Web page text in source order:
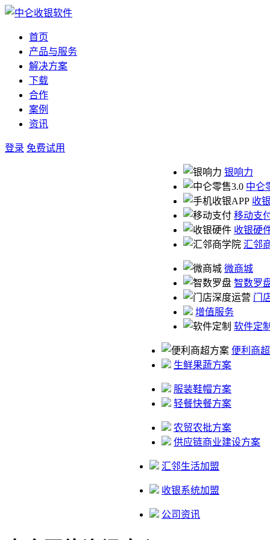
首页
产品与服务
解决方案
下载
合作
案例
资讯
登录 免费试用
银响力
中仑
收
移动支
收银硬
汇邻
微商城
智数罗
门
增值服务
软件定制
便利商
生鲜果蔬方案
服装鞋帽方案
轻餐快餐方案
农贸农批方案
供应链商业建设方案
汇邻生活加盟
收银系统加盟
公司资讯